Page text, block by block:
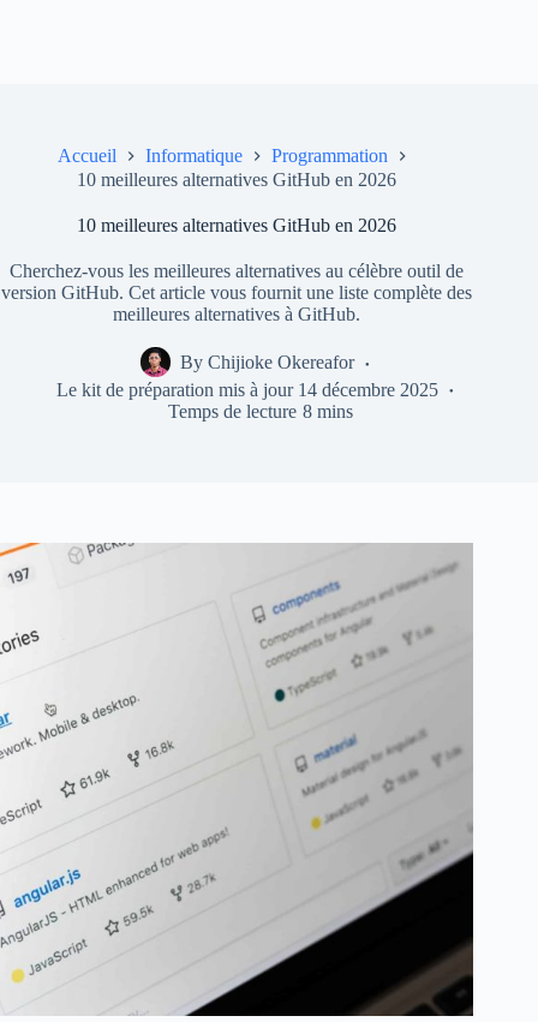
Accueil Informatique
Programmation
10 meilleures alternatives GitHub en 2026
10 meilleures alternatives GitHub en 2026
Cherchez-vous les meilleures alternatives au célèbre outil de
version GitHub. Cet article vous fournit une liste complète des
meilleures alternatives à GitHub.
By Chijioke Okereafor
Le kit de préparation mis à jour 14 décembre 2025
Temps de lecture 8 mins